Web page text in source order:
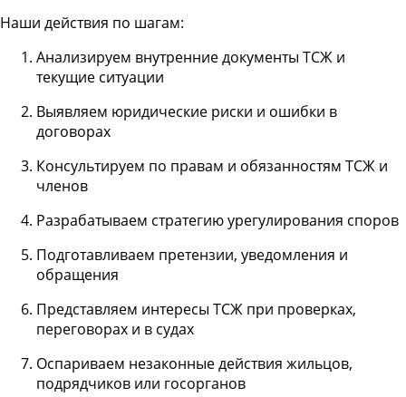
Наши действия по шагам:
Анализируем внутренние документы ТСЖ и
текущие ситуации
Выявляем юридические риски и ошибки в
договорах
Консультируем по правам и обязанностям ТСЖ и
членов
Разрабатываем стратегию урегулирования споров
Подготавливаем претензии, уведомления и
обращения
Представляем интересы ТСЖ при проверках,
переговорах и в судах
Оспариваем незаконные действия жильцов,
подрядчиков или госорганов